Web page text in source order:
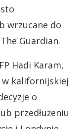
wrzucane do
Guardian.
Hadi Karam,
w kalifornijskiej
o
przedłużeniu